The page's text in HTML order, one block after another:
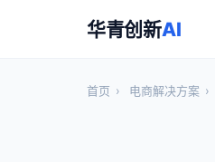
华青创新AI
首页 › 电商解决方案 ›